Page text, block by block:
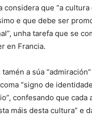
considera que “a
e que debe ser
unha tarefa que se
en Francia.
a súa
“signo de
confesando que cada
máis desta cultura” e